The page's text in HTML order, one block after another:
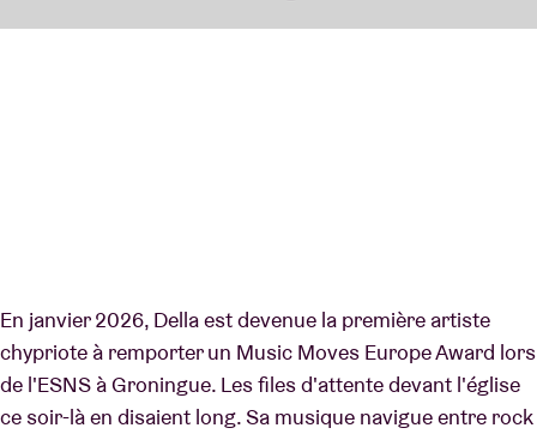
En janvier 2026, Della est devenue la première artiste
chypriote à remporter un Music Moves Europe Award lors
de l'ESNS à Groningue. Les files d'attente devant l'église
ce soir-là en disaient long. Sa musique navigue entre rock